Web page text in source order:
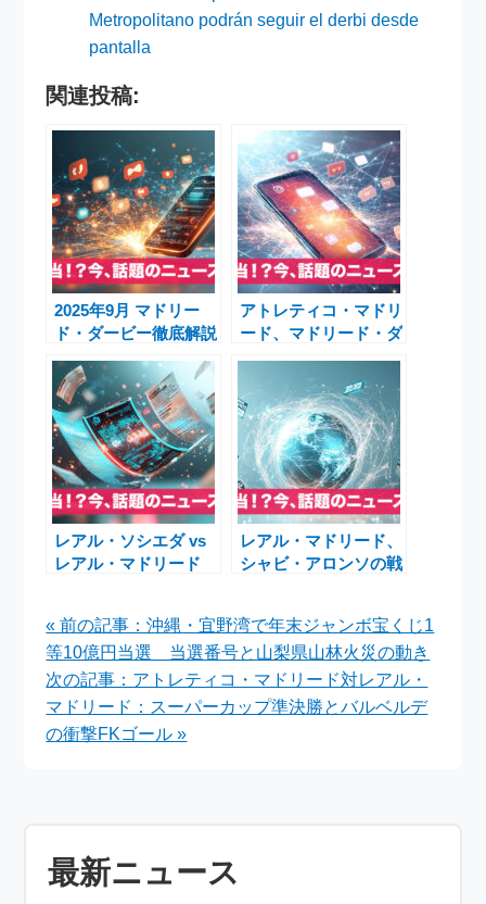
Metropolitano podrán seguir el derbi desde
pantalla
関連投稿:
2025年9月 マドリー
ド・ダービー徹底解説
リード vs レアル・マ
ドリード
アトレティコ・マドリ
ード、マドリード・ダ
リードに大勝 ― アル
バレス&エンバペが輝
く白熱の一戦
レアル・ソシエダ vs
レアル・マドリード
現地から徹底解説
レアル・マドリード、
シャビ・アロンソの戦
ージョ・バジェカーノ
戦の全貌
« 前の記事：沖縄・宜野湾で年末ジャンボ宝くじ1
等10億円当選 当選番号と山梨県山林火災の動き
次の記事：アトレティコ・マドリード対レアル・
マドリード：スーパーカップ準決勝とバルベルデ
の衝撃FKゴール »
最新ニュース